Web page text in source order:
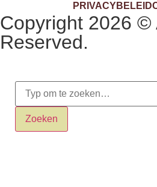
PRIVACYBELEID
Copyright 2026 ©
Reserved.
Zoeken